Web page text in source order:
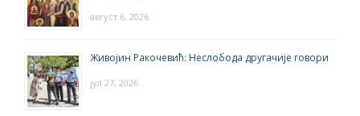
август 6, 2026
Живојин Ракочевић: Неслобода другачије говори
јул 27, 2026